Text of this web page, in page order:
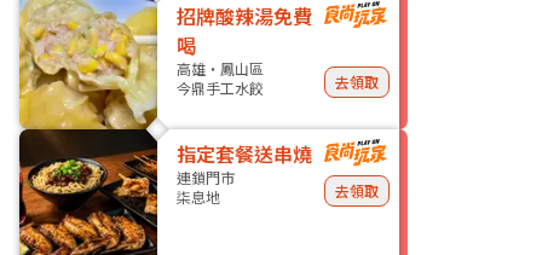
招牌酸辣湯免費
喝
高雄・鳳山區
今鼎手工水餃
去領取
指定套餐送串燒
連鎖門市
柒息地
去領取